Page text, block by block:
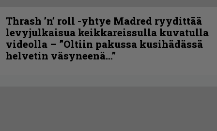
Thrash ’n’ roll -yhtye Madred ryydittää
levyjulkaisua keikkareissulla kuvatulla
videolla – ”Oltiin pakussa kusihädässä
helvetin väsyneenä…”